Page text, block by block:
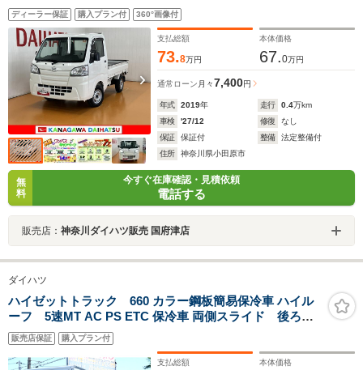
ディーラー保証 購入プラン付 360°画像付
支払総額
73.8万円
本体価格
67.0万円
通常ローン 月々7,400円
年式 2019年 走行 0.4万km
車検
'27/12 修復
なし
保証
保証付 整備
法定整備付
住所
神奈川県小田原市
無
料
今すぐ在庫確認・見積依頼
電話する
販売店： 神奈川ダイハツ販売 国府津店
ダイハツ
ハイゼットトラック 660 カラー鋼板簡易保冷車 ハイル
ーフ 5速MT AC PS ETC 保冷車 両側スライド 後ろ観
音開き 1オ-ナ記録簿5枚
販売店保証 購入プラン付
支払総額 本体価格